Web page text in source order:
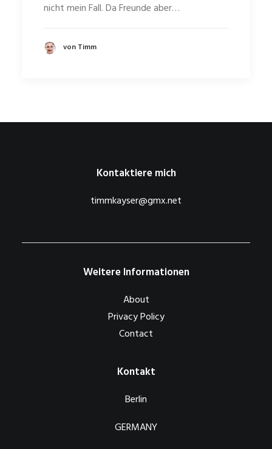
nicht mein Fall. Da Freunde aber…
von Timm
Kontaktiere mich
timmkayser@gmx.net
Weitere Informationen
About
Privacy Policy
Contact
Kontakt
Berlin
GERMANY